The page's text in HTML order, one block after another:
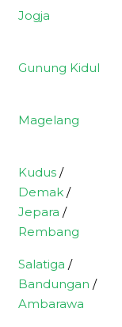
Tujuan
Jogja
Gunung Kidul
Magelang
Kudus /
Demak /
Jepara /
Rembang
Salatiga /
Bandungan /
Ambarawa